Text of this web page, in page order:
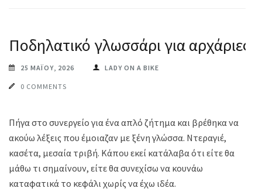
Ποδηλατικό γλωσσάρι για αρχάριες
25 ΜΑΪ́ΟΥ, 2026 LADY ON A BIKE
0 COMMENTS
Πήγα στο συνεργείο για ένα απλό ζήτημα και βρέθηκα να
ακούω λέξεις που έμοιαζαν με ξένη γλώσσα. Ντεραγιέ,
κασέτα, μεσαία τριβή. Κάπου εκεί κατάλαβα ότι είτε θα
μάθω τι σημαίνουν, είτε θα συνεχίσω να κουνάω
καταφατικά το κεφάλι χωρίς να έχω ιδέα.